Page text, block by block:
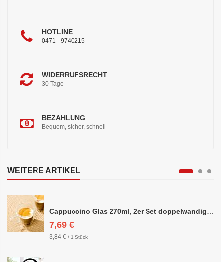
HOTLINE
0471 - 9740215
WIDERRUFSRECHT
30 Tage
BEZAHLUNG
Bequem, sicher, schnell
WEITERE ARTIKEL
Cappuccino Glas 270ml, 2er Set doppelwandig, ca. 8,5 x 10cm
7,69 €
3,84 € / 1 Stück